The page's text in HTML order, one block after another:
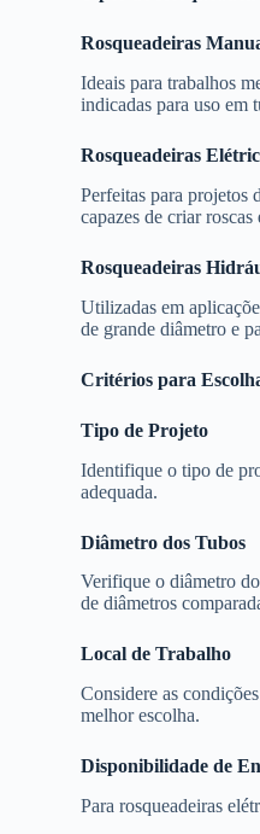
Rosqueadeiras
Ideais para trabalhos
indicadas para uso em
Rosqueadeiras
Perfeitas para projetos
capazes de criar
Rosqueadeiras
Utilizadas em
de grande diâmetro e
Critérios para
Tipo de Projeto
Identifique o tipo de
adequada.
Diâmetro dos Tubos
Verifique o diâmetro
de diâmetros
Local de Trabalho
Considere as
melhor escolha.
Disponibilidade de
Para rosqueadeiras